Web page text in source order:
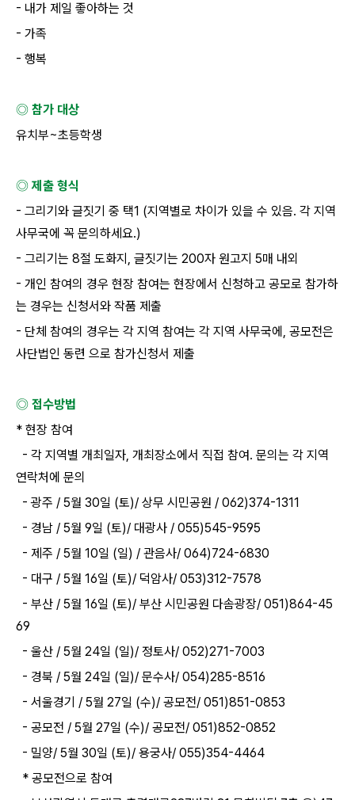
- 내가 제일 좋아하는 것
- 가족
- 행복
◎ 참가 대상
유치부~초등학생
◎ 제출 형식
- 그리기와 글짓기 중 택1 (지역별로 차이가 있을 수 있음. 각 지역
사무국에 꼭 문의하세요.)
- 그리기는 8절 도화지, 글짓기는 200자 원고지 5매 내외
- 개인 참여의 경우 현장 참여는 현장에서 신청하고 공모로 참가하
는 경우는 신청서와 작품 제출
- 단체 참여의 경우는 각 지역 참여는 각 지역 사무국에, 공모전은
사단법인 동련 으로 참가신청서 제출
◎ 접수방법
* 현장 참여
- 각 지역별 개최일자, 개최장소에서 직접 참여. 문의는 각 지역
연락처에 문의
-광주 / 5월 30일 (토)/ 상무 시민공원 / 062)374-1311
- 경남 / 5월 9일 (토)/ 대광사 / 055)545-9595
- 제주 / 5월 10일 (일) / 관음사/ 064)724-6830
- 대구 / 5월 16일 (토)/ 덕암사/ 053)312-7578
- 부산 / 5월 16일 (토)/ 부산 시민공원 다솜광장/ 051)864-45
69
- 울산 / 5월 24일 (일)/ 정토사/ 052)271-7003
- 경북 / 5월 24일 (일)/ 문수사/ 054)285-8516
- 서울경기 / 5월 27일 (수)/ 공모전/ 051)851-0853
- 공모전 / 5월 27일 (수)/ 공모전/ 051)852-0852
- 밀양/ 5월 30일 (토)/ 용궁사/ 055)354-4464
* 공모전으로 참여